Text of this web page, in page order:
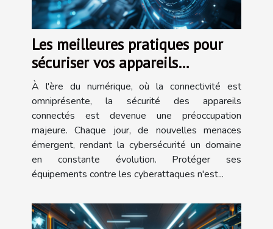
Les meilleures pratiques pour
sécuriser vos appareils
connectés contre les
cyberattaques
À l'ère du numérique, où la connectivité est
omniprésente, la sécurité des appareils
connectés est devenue une préoccupation
majeure. Chaque jour, de nouvelles menaces
émergent, rendant la cybersécurité un domaine
en constante évolution. Protéger ses
équipements contre les cyberattaques n'est...